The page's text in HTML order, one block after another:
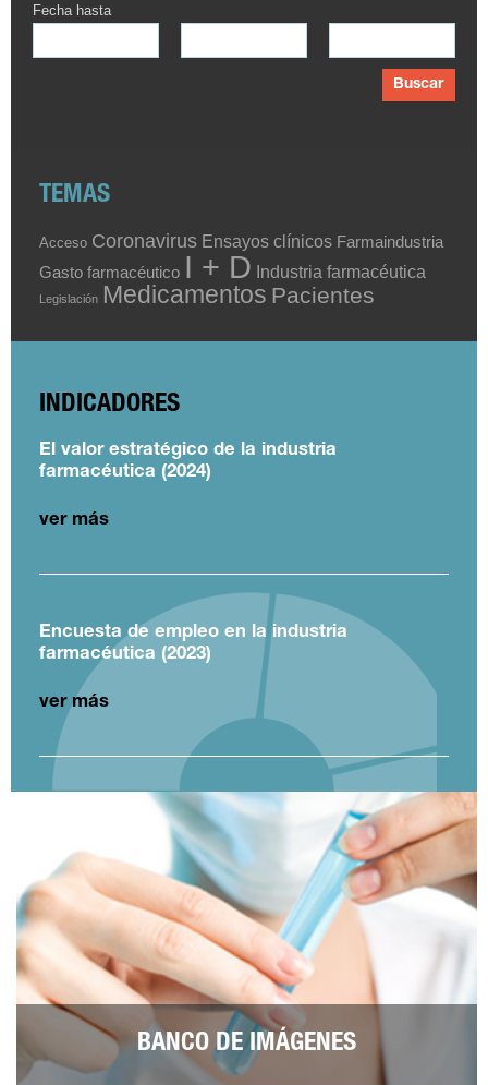
Fecha hasta
Buscar
TEMAS
Acceso Coronavirus Ensayos clínicos Farmaindustria
Gasto farmacéutico I + D Industria farmacéutica
Legislación Medicamentos Pacientes
INDICADORES
El valor estratégico de la industria
farmacéutica (2024)
ver más
Encuesta de empleo en la industria
farmacéutica (2023)
ver más
BANCO DE IMÁGENES